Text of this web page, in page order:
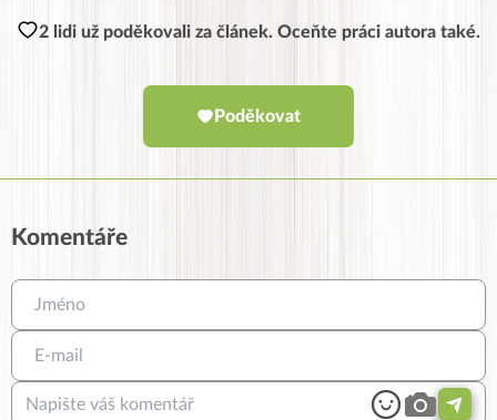
2 lidi už poděkovali za článek. Oceňte práci autora také.
Poděkovat
Komentáře